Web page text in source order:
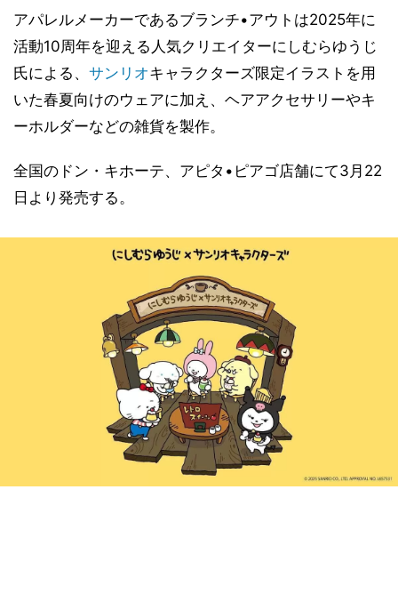
アパレルメーカーであるブランチ•アウトは2025年に
活動10周年を迎える人気クリエイターにしむらゆうじ
氏による、 サンリオキャラクターズ限定イラストを用
いた春夏向けのウェアに加え、ヘアアクセサリーやキ
ーホルダーなどの雑貨を製作。
全国のドン・キホーテ、アピタ•ピアゴ店舗にて3月22
日より発売する。